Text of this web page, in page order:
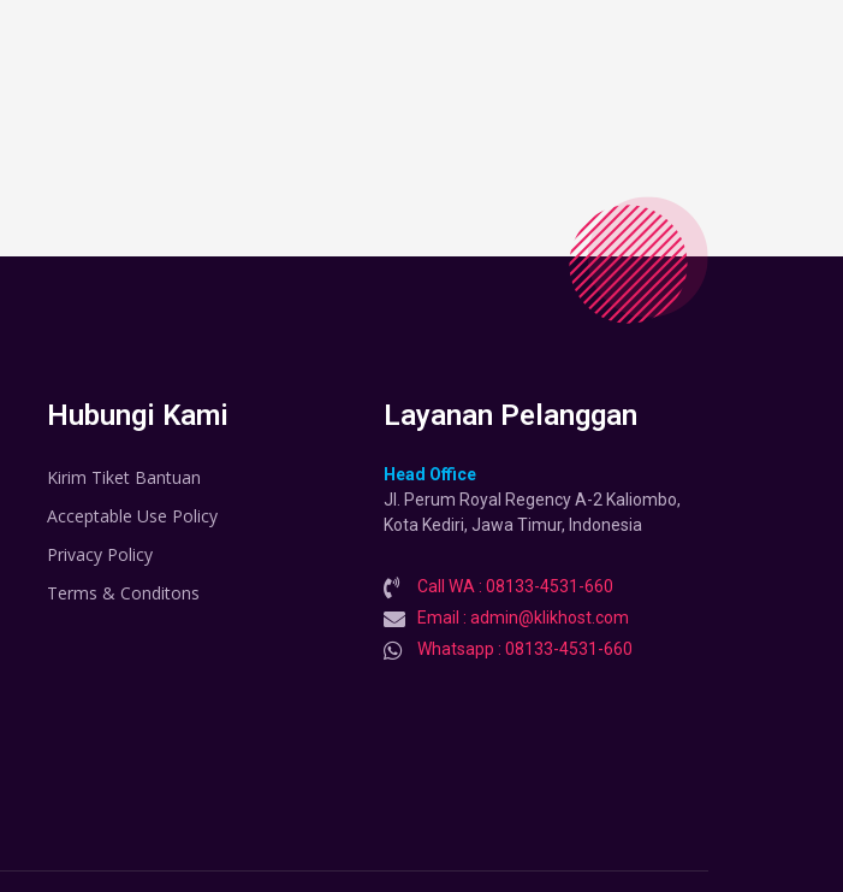
Hubungi Kami
Kirim Tiket Bantuan
Acceptable Use Policy
Privacy Policy
Terms & Conditons
Layanan Pelanggan
Head Office
Jl. Perum Royal Regency A-2 Kaliombo,
Kota Kediri, Jawa Timur, Indonesia
Call WA : 08133-4531-660
Email : admin@klikhost.com
Whatsapp : 08133-4531-660